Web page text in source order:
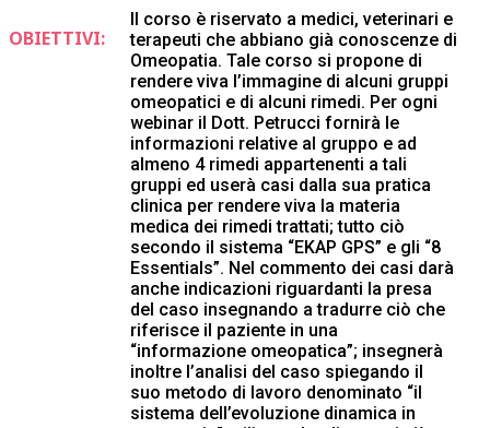
OBIETTIVI:
Il corso è riservato a medici, veterinari e
terapeuti che abbiano già conoscenze di
Omeopatia. Tale corso si propone di
rendere viva l’immagine di alcuni gruppi
omeopatici e di alcuni rimedi. Per ogni
webinar il Dott. Petrucci fornirà le
informazioni relative al gruppo e ad
almeno 4 rimedi appartenenti a tali
gruppi ed userà casi dalla sua pratica
clinica per rendere viva la materia
medica dei rimedi trattati; tutto ciò
secondo il sistema “EKAP GPS” e gli “8
Essentials”. Nel commento dei casi darà
anche indicazioni riguardanti la presa
del caso insegnando a tradurre ciò che
riferisce il paziente in una
“informazione omeopatica”; insegnerà
inoltre l’analisi del caso spiegando il
suo metodo di lavoro denominato “il
sistema dell’evoluzione dinamica in